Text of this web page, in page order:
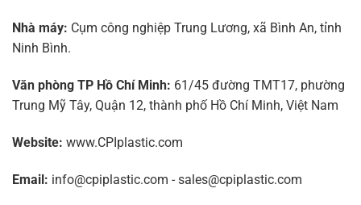
Nhà máy: Cụm công nghiệp Trung Lương, xã Bình An, tỉnh
Ninh Bình.
Văn phòng TP Hồ Chí Minh: 61/45 đường TMT17, phường
Trung Mỹ Tây, Quận 12, thành phố Hồ Chí Minh, Việt Nam
Website: www.CPIplastic.com
Email: info@cpiplastic.com - sales@cpiplastic.com